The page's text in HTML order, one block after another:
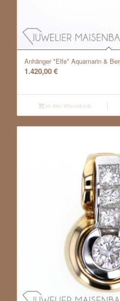
Anhänger *Elfe* Aquamarin &
1.420,00€
In den Warenkorb